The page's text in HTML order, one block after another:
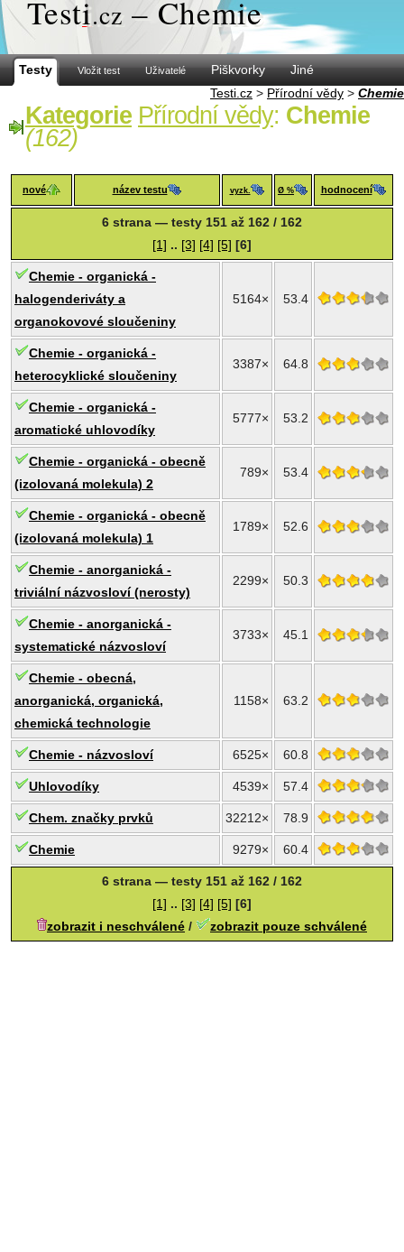
Testi.cz – Chemie
Testy Vložit test Uživatelé Piškvorky
Jiné
Testi.cz > Přírodní vědy > Chemie
Kategorie Přírodní vědy: Chemie
(162)
nové název testu vyzk. Ø % hodnocení
6 strana — testy 151 až 162 / 162
[1] .. [3] [4] [5] [6]
Chemie - organická -
halogenderiváty a
organokovové sloučeniny
5164× 53.4
Chemie - organická -
heterocyklické sloučeniny
3387× 64.8
Chemie - organická -
aromatické uhlovodíky
5777× 53.2
Chemie - organická - obecně
(izolovaná molekula) 2
789× 53.4
Chemie - organická - obecně
(izolovaná molekula) 1
1789× 52.6
Chemie - anorganická -
triviální názvosloví (nerosty)
2299× 50.3
Chemie - anorganická -
systematické názvosloví
3733× 45.1
Chemie - obecná,
anorganická, organická,
chemická technologie
1158× 63.2
Chemie - názvosloví 6525× 60.8
Uhlovodíky 4539× 57.4
Chem. značky prvků 32212× 78.9
Chemie 9279× 60.4
6 strana — testy 151 až 162 / 162
[1] .. [3] [4] [5] [6]
zobrazit i neschválené / zobrazit pouze schválené